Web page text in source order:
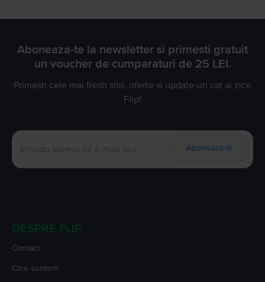
Aboneaza-te la newsletter si primesti gratuit
un voucher de cumparaturi de 25 LEI.
Primesti cele mai fresh stiri, oferte si update-uri cat ai zice
Flip!
Aboneaza-te
DESPRE FLIP
Contact
Cine suntem